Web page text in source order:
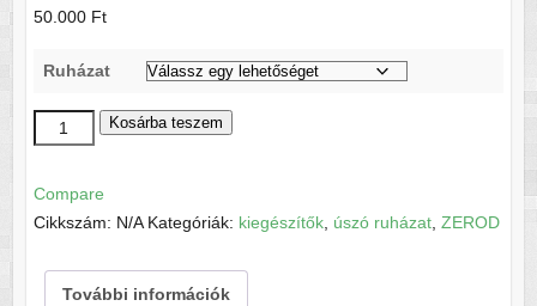
50.000 Ft
Ruházat
PARKA
WATERPROOF
(black)
Kosárba teszem
Compare
Cikkszám: N/A Kategóriák: kiegészítők, úszó ruházat, ZEROD
További információk